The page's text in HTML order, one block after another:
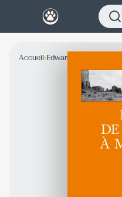
Accueil›Edward Abbey